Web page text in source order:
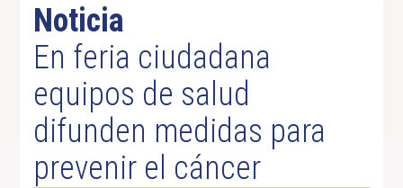
Noticia
En feria ciudadana
equipos de salud
difunden medidas para
prevenir el cáncer